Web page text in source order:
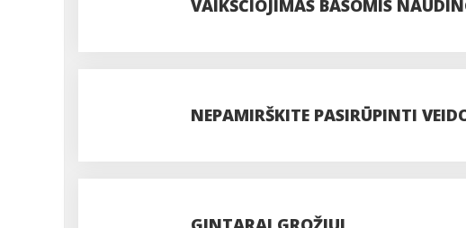
VAIKŠČIOJIMAS BASOMIS
NEPAMIRŠKITE PASIRŪPINTI